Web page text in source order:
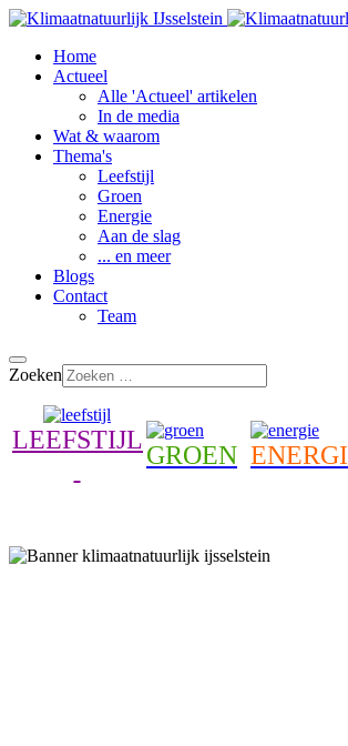
Home
Actueel
Alle 'Actueel' artikelen
In de media
Wat & waarom
Thema's
Leefstijl
Groen
Energie
Aan de slag
... en meer
Blogs
Contact
Team
Zoeken
LEEFSTIJL
GROEN